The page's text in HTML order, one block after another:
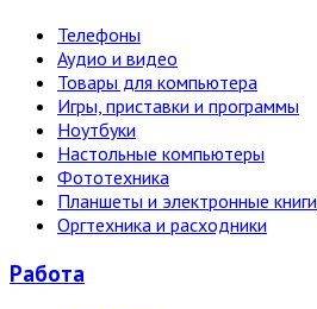
Телефоны
Аудио и видео
Товары для компьютера
Игры, приставки и программы
Ноутбуки
Настольные компьютеры
Фототехника
Планшеты и электронные книги
Оргтехника и расходники
Работа